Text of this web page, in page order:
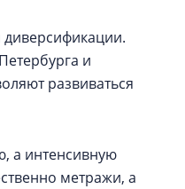
и
развиваться
а интенсивную
метражи, а